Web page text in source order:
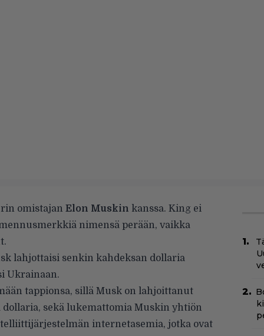
omistajan Elon Muskin kanssa. King ei
nimensä perään, vaikka
lahjottaisi senkin kahdeksan dollaria
Ukrainaan.
tappionsa, sillä Musk on lahjoittanut
sekä lukemattomia Muskin yhtiön
internetasemia, jotka ovat